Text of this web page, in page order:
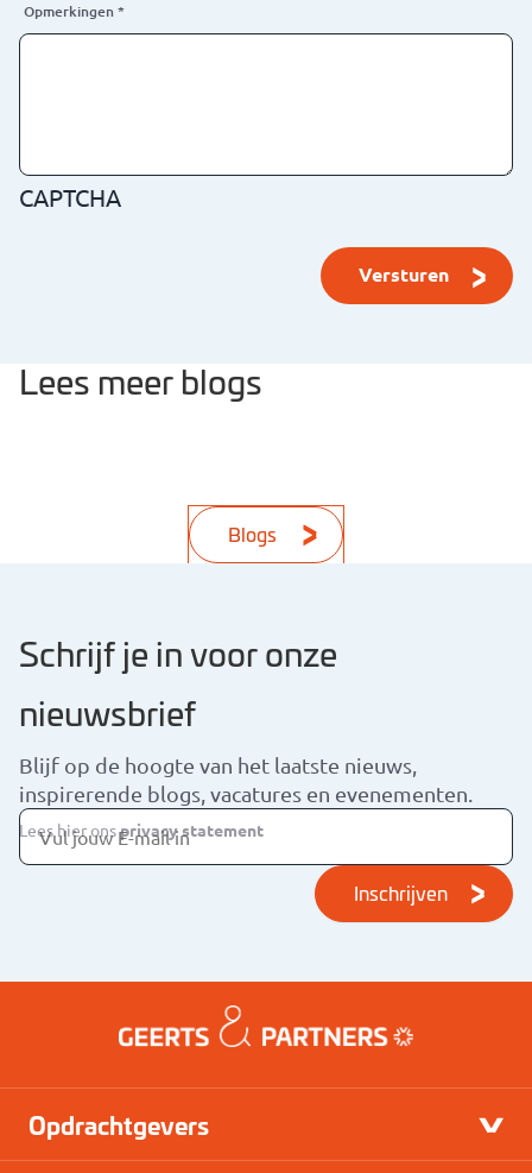
Opmerkingen*
CAPTCHA
Lees meer blogs
Blogs
Schrijf je in voor onze
nieuwsbrief
Blijf op de hoogte van het laatste nieuws,
inspirerende blogs, vacatures en evenementen.
Inschrijven
Lees hier onsprivacy statement
Opdrachtgevers